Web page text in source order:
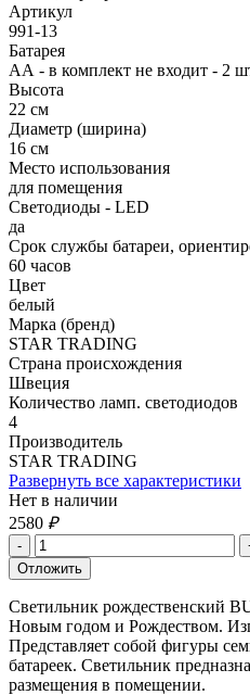
Артикул
991-13
Батарея
АА - в комплект не входит - 2
Высота
22 см
Диаметр (ширина)
16 см
Место использования
для помещения
Светодиоды - LED
да
Срок службы батареи,
60 часов
Цвет
белый
Марка (бренд)
STAR TRADING
Страна происхождения
Швеция
Количество ламп. светодиодов
4
Производитель
STAR TRADING
Развернуть все характеристики
Нет в наличии
2580 ₽
Светильник рождественский
Новым годом и Рождеством.
Представляет собой фигуры
батареек. Светильник
размещения в помещении.